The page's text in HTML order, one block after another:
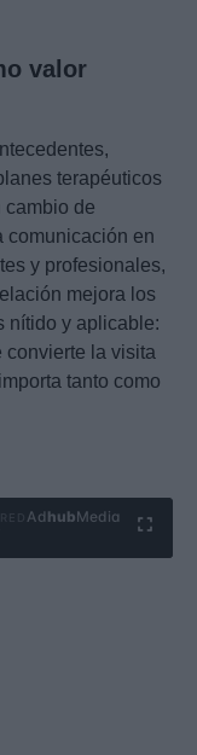
valor
terapéuticos
cambio de
comunicación en
y profesionales,
mejora los
nítido y aplicable:
convierte la visita
tanto como
Ad hubMedia